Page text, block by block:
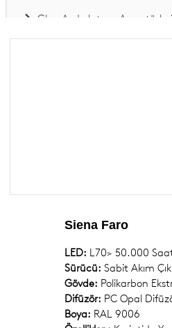
Glop Aydınlatma Armatürleri
ALÇAK GERİLİM ÜRÜNLERİ
KOMPONENTLERSiena Faro
LED: L70> 50.000
Sürücü:Sabit Akım
Gövde: Polikarbon
Difüzör: PC Opal
Boya: RAL 9006